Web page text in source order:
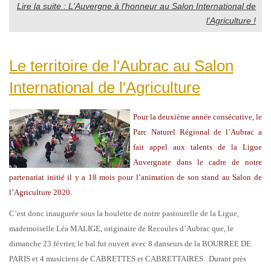
Lire la suite : L'Auvergne à l'honneur au Salon International de
l'Agriculture !
Le territoire de l'Aubrac au Salon
International de l'Agriculture
Pour la deuxième année consécutive, le
Parc Naturel Régional de l’Aubrac a
fait appel aux talents de la Ligue
Auvergnate dans le cadre de notre
partenariat initié il y a 18 mois pour l’animation de son stand au Salon de
l’Agriculture 2020.
C’est donc inaugurée sous la houlette de notre pastourelle de la Ligue,
mademoiselle Léa MALIGE, originaire de Recoules d’Aubrac que, le
dimanche 23 février, le bal fut ouvert avec 8 danseurs de la BOURREE DE
PARIS et 4 musiciens de CABRETTES et CABRETTAIRES. Durant près